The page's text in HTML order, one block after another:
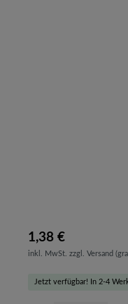
1,38 €
inkl. MwSt. zzgl. Versand
Jetzt verfügbar! In 2-4